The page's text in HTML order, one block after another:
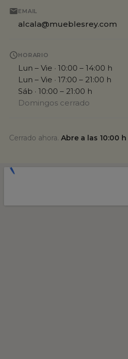
EMAIL
alcala@mueblesrey.com
HORARIO
Lun – Vie · 10:00 – 14:00 h
Lun – Vie · 17:00 – 21:00 h
Sáb · 10:00 – 21:00 h
Domingos cerrado
Cerrado ahora. Abre a las 10:00 h